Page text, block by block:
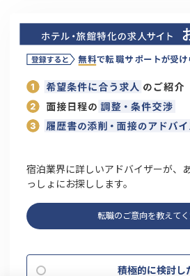
宿泊業界に詳しいアドバイザーが、
っしょにお探しします。
転職のご意向を教えて
積極的に検討し